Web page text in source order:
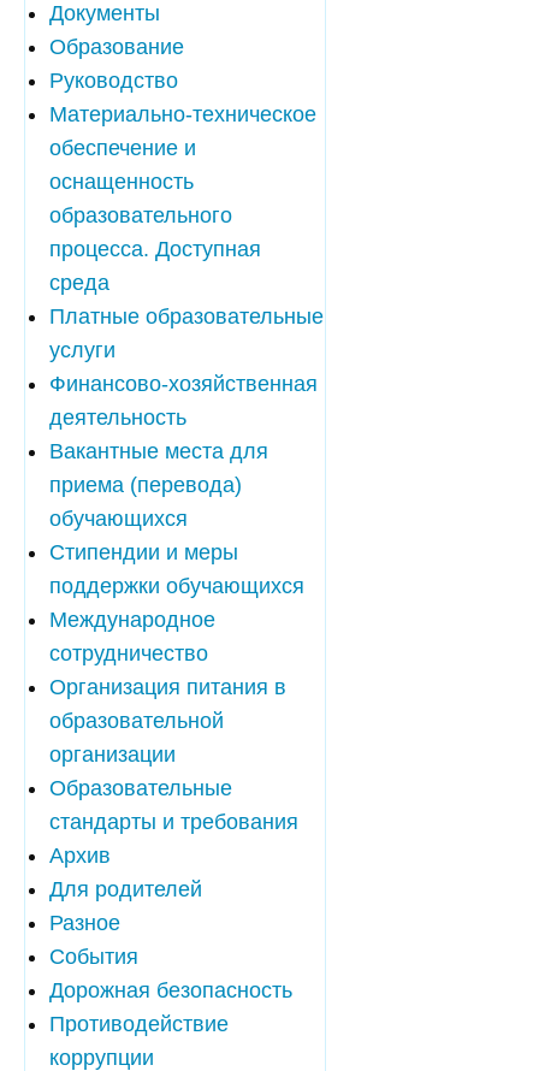
Документы
Образование
Руководство
Материально-техническое
обеспечение и
оснащенность
образовательного
процесса. Доступная
среда
Платные образовательные
услуги
Финансово-хозяйственная
деятельность
Вакантные места для
приема (перевода)
обучающихся
Стипендии и меры
поддержки обучающихся
Международное
сотрудничество
Организация питания в
образовательной
организации
Образовательные
стандарты и требования
Архив
Для родителей
Разное
События
Дорожная безопасность
Противодействие
коррупции